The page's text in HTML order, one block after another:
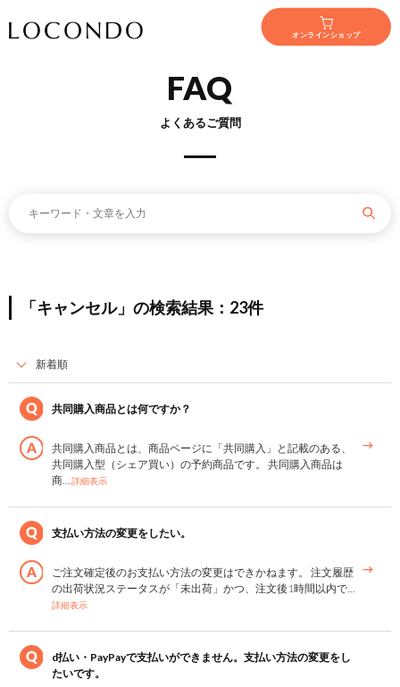
オンラインショップ
FAQ
よくあるご質問
「キャンセル」の検索結果：23件
共同購入商品とは何ですか？
共同購入商品とは、商品ページに「共同購入」と記載のある、
共同購入型（シェア買い）の予約商品です。 共同購入商品は
商…詳細表示
支払い方法の変更をしたい。
ご注文確定後のお支払い方法の変更はできかねます。 注文履歴
の出荷状況ステータスが「未出荷」かつ、注文後1時間以内で…
詳細表示
d払い・PayPayで支払いができません。支払い方法の変更をし
たいです。